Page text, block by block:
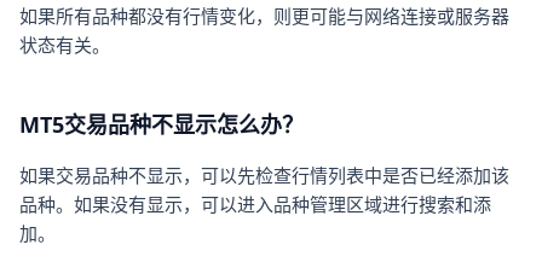
如果所有品种都没有行情变化，则更可能与网络连接或服务器
状态有关。
MT5交易品种不显示怎么办？
如果交易品种不显示，可以先检查行情列表中是否已经添加该
品种。如果没有显示，可以进入品种管理区域进行搜索和添
加。